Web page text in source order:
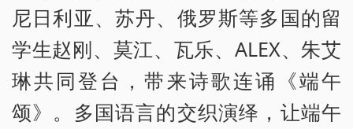
尼日利亚、苏丹、俄罗斯等多国的留
学生赵刚、莫江、瓦乐、ALEX、朱艾
琳共同登台，带来诗歌连诵《端午
颂》。多国语言的交织演绎，让端午